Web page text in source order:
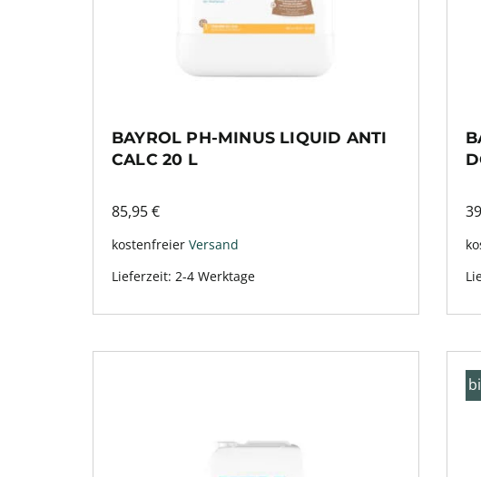
BAYROL PH-MINUS LIQUID ANTI
CALC 20 L
85,95€
kostenfreier Versand
Lieferzeit: 2-4 Werktage